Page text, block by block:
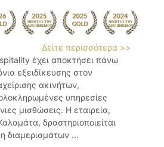
Δείτε περισσότερα >>
έχει αποκτήσει πάνω
εξειδίκευσης στον
ακινήτων,
υπηρεσίες
μισθώσεις. Η εταιρεία,
δραστηριοποιείται
διαμερισμάτων ...